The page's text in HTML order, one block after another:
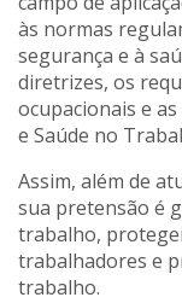
às normas
segurança e à
diretrizes, os
ocupacionais e
e Saúde no
Assim, além de
sua pretensão é
trabalho,
trabalhadores e
trabalho.